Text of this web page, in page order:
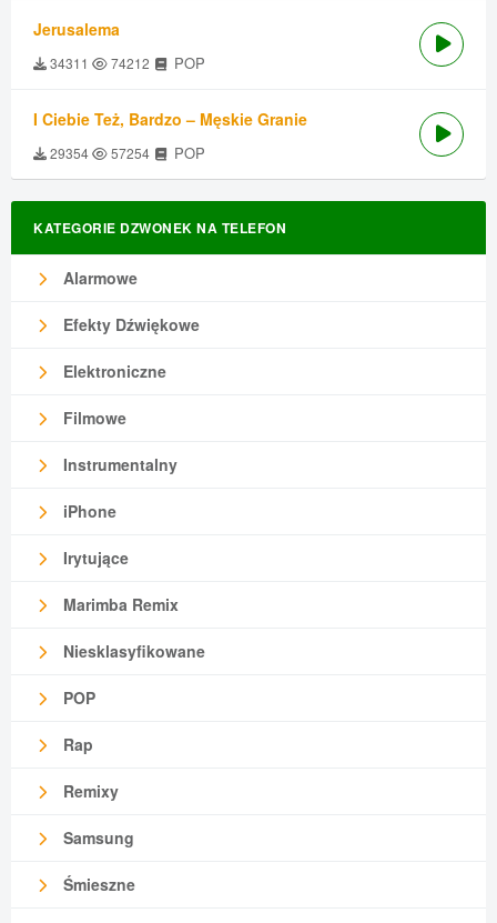
Jerusalema
34311 74212 POP
I Ciebie Też, Bardzo – Męskie Granie
29354 57254 POP
KATEGORIE DZWONEK NA TELEFON
Alarmowe
Efekty Dźwiękowe
Elektroniczne
Filmowe
Instrumentalny
iPhone
Irytujące
Marimba Remix
Niesklasyfikowane
POP
Rap
Remixy
Samsung
Śmieszne